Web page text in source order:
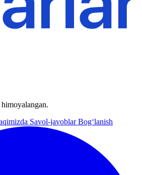
Savol-javoblarBog‘lanish